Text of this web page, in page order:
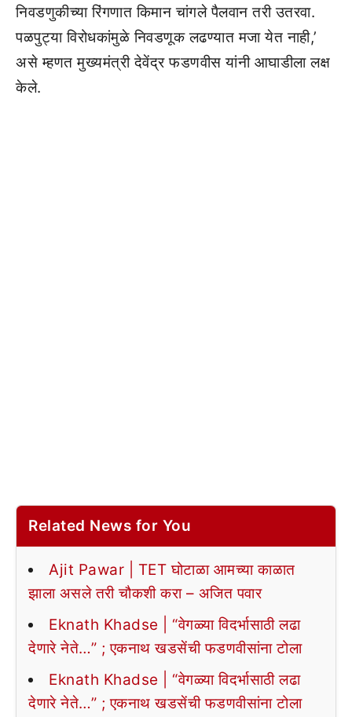
निवडणुकीच्या रिंगणात किमान चांगले पैलवान तरी उतरवा.
पळपुट्या विरोधकांमुळे निवडणूक लढण्यात मजा येत नाही,’
असे म्हणत मुख्यमंत्री देवेंद्र फडणवीस यांनी आघाडीला लक्ष
केले.
Related News for You
Ajit Pawar | TET घोटाळा आमच्या काळात
झाला असले तरी चौकशी करा – अजित पवार
Eknath Khadse | “वेगळ्या विदर्भासाठी लढा
देणारे नेते…” ; एकनाथ खडसेंची फडणवीसांना टोला
Eknath Khadse | “वेगळ्या विदर्भासाठी लढा
देणारे नेते…” ; एकनाथ खडसेंची फडणवीसांना टोला